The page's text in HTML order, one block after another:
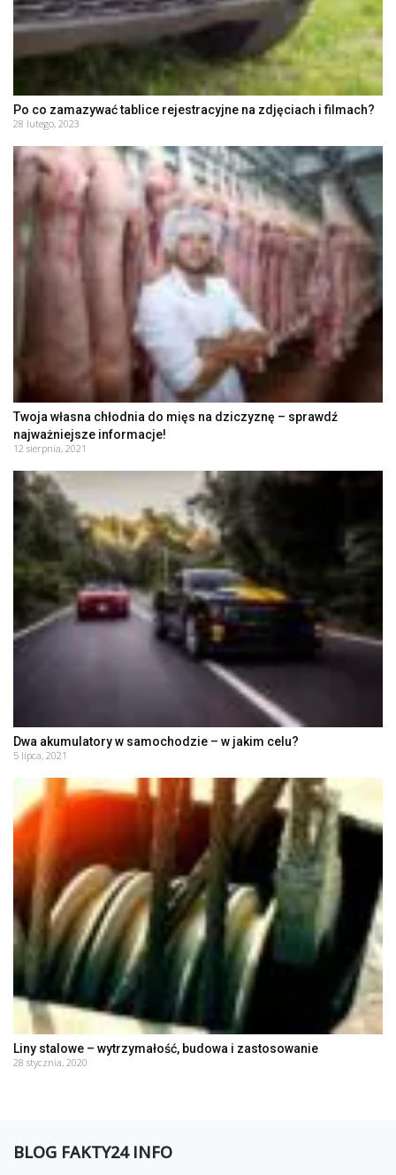
Po co zamazywać tablice rejestracyjne na zdjęciach i filmach?
28 lutego, 2023
Twoja własna chłodnia do mięs na dziczyznę – sprawdź
najważniejsze informacje!
12 sierpnia, 2021
Dwa akumulatory w samochodzie – w jakim celu?
5 lipca, 2021
Liny stalowe – wytrzymałość, budowa i zastosowanie
28 stycznia, 2020
BLOG FAKTY24 INFO